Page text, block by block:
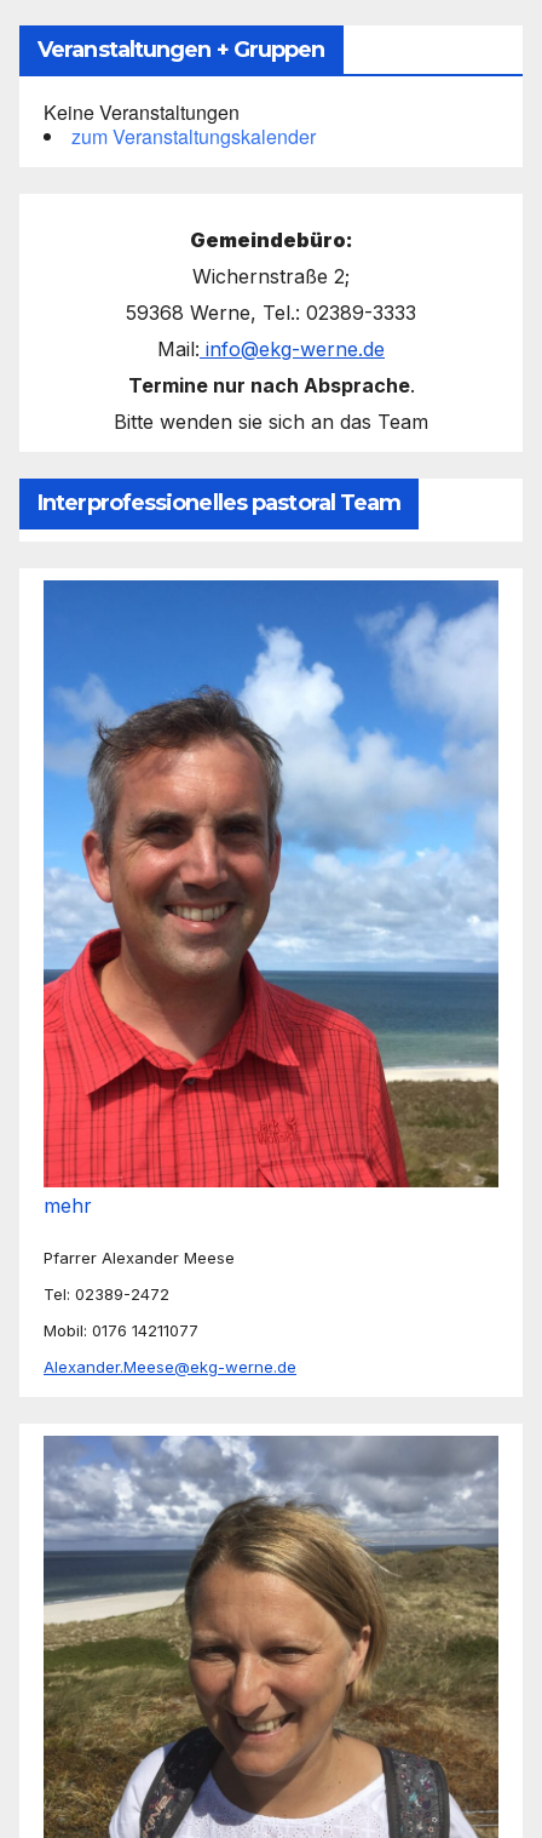
Veranstaltungen + Gruppen
Keine Veranstaltungen
zum Veranstaltungskalender
Gemeindebüro:
Wichernstraße 2;
59368 Werne, Tel.: 02389-3333
Mail: info@ekg-werne.de
Termine nur nach Absprache.
Bitte wenden sie sich an das Team
Interprofessionelles pastoral Team
mehr
Pfarrer Alexander Meese
Tel: 02389-2472
Mobil: 0176 14211077
Alexander.Meese@ekg-werne.de